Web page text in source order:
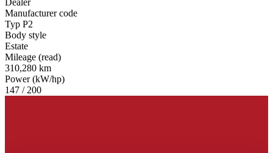
Dealer
Manufacturer code
Typ P2
Body style
Estate
Mileage (read)
310,280 km
Power (kW/hp)
147 / 200